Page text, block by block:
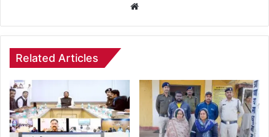
Related Articles